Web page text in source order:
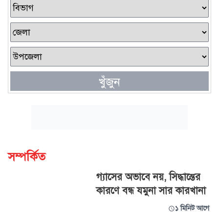
খুঁজুন
সম্পর্কিত
গ্যাসের অভাবে নয়, সিদ্ধান্তের
কারণে বন্ধ যমুনা সার কারখানা
১ মিনিট আগে